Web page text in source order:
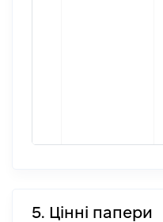
5. Цінні папери